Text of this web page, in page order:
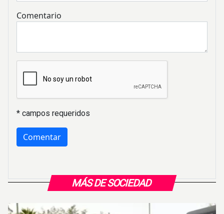
MÁS DE SOCIEDAD
Comentario
* campos requeridos